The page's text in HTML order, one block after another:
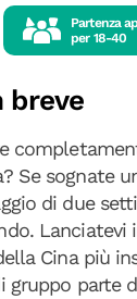
Partenza
per 18-40
breve
Se sognate
di due
Cina più
gruppo parte